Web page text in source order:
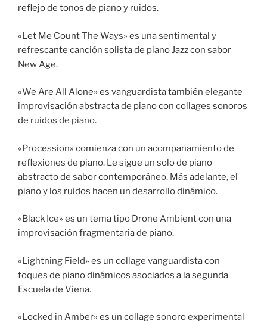
reflejo de tonos de piano y ruidos.
«Let Me Count The Ways» es una sentimental y
refrescante canción solista de piano Jazz con sabor
New Age.
«We Are All Alone» es vanguardista también elegante
improvisación abstracta de piano con collages sonoros
de ruidos de piano.
«Procession» comienza con un acompañamiento de
reflexiones de piano. Le sigue un solo de piano
abstracto de sabor contemporáneo. Más adelante, el
piano y los ruidos hacen un desarrollo dinámico.
«Black Ice» es un tema tipo Drone Ambient con una
improvisación fragmentaria de piano.
«Lightning Field» es un collage vanguardista con
toques de piano dinámicos asociados a la segunda
Escuela de Viena.
«Locked in Amber» es un collage sonoro experimental